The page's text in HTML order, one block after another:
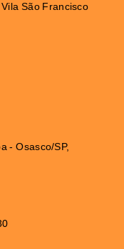
São Francisco
- Osasco/SP,